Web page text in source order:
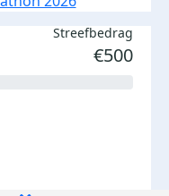
Streefbedrag
€500